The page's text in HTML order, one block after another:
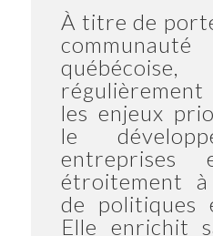
À titre de
les enjeux
le
entreprises
étroitement à
de politiques
Elle enrichit